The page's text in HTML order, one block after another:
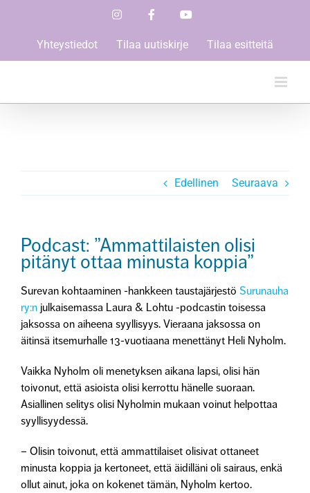
InstagramFacebook
Yhteystiedot Tilaa uutiskirje Tilaa esitteitä
Edellinen Seuraava
Podcast: ”Ammattilaisten olisi
pitänyt ottaa minusta koppia”
Surevan kohtaaminen -hankkeen taustajärjestö Surunauha
ry:n julkaisemassa Laura & Lohtu -podcastin toisessa
jaksossa on aiheena syyllisyys. Vieraana jaksossa on
äitinsä itsemurhalle 13-vuotiaana menettänyt Heli Nyholm.
Vaikka Nyholm oli menetyksen aikana lapsi, olisi hän
toivonut, että asioista olisi kerrottu hänelle suoraan.
Asiallinen selitys olisi Nyholmin mukaan voinut helpottaa
syyllisyydessä.
– Olisin toivonut, että ammattilaiset olisivat ottaneet
minusta koppia ja kertoneet, että äidilläni oli sairaus, enkä
ollut ainut, joka on kokenet tämän, Nyholm kertoo.